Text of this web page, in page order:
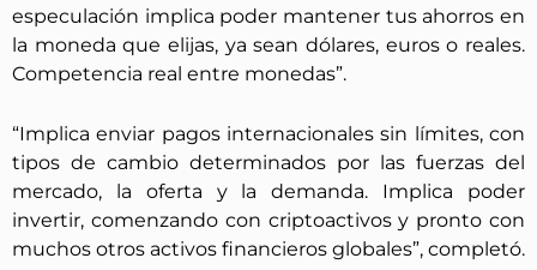
especulación implica poder mantener tus ahorros en
la moneda que elijas, ya sean dólares, euros o reales.
Competencia real entre monedas”.
“Implica enviar pagos internacionales sin límites, con
tipos de cambio determinados por las fuerzas del
mercado, la oferta y la demanda. Implica poder
invertir, comenzando con criptoactivos y pronto con
muchos otros activos financieros globales”, completó.